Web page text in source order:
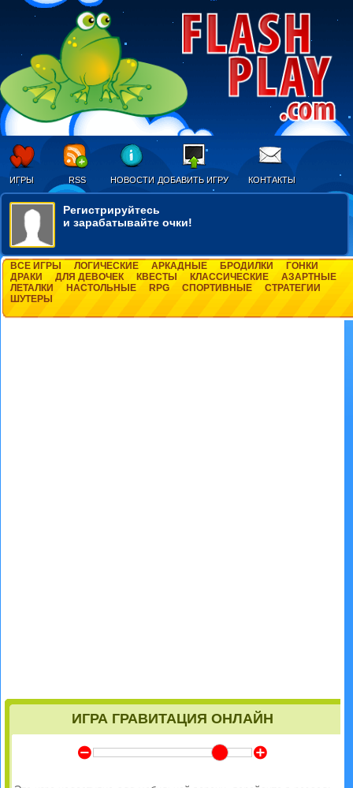
ИГРЫ RSS НОВОСТИ ДОБАВИТЬ ИГРУ КОНТАКТЫ
Регистрируйтесь
и зарабатывайте очки!
ВСЕ ИГРЫ ЛОГИЧЕСКИЕ АРКАДНЫЕ БРОДИЛКИ
ГОНКИ
ДРАКИ
ДЛЯ ДЕВОЧЕК КВЕСТЫ КЛАССИЧЕСКИЕ
АЗАРТНЫЕ
ЛЕТАЛКИ
НАСТОЛЬНЫЕ RPG СПОРТИВНЫЕ
СТРАТЕГИИ
ШУТЕРЫ
ИГРА ГРАВИТАЦИЯ ОНЛАЙН
Y Z